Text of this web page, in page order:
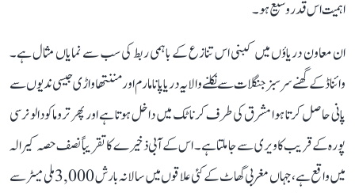
اہمیت اس قدر وسیع ہو۔
ان معاون دریاؤں میں کبنی اس تنازع کے باہمی ربط کی سب سے نمایاں مثال ہے۔
وائناڈ کے گھنے سرسبز جنگلات سے نکلنے والا یہ دریا پانامارم اور مننتھاواڑی جیسی ندیوں سے
پانی حاصل کرتا ہوا مشرق کی طرف کرناٹک میں داخل ہوتا ہے اور پھر تروماکودالو نرسی
پورہ کے قریب کاویری سے جا ملتا ہے۔ اس کے آبی ذخیرے کا تقریباً نصف حصہ کیرالہ
میں واقع ہے، جہاں مغربی گھاٹ کے کئی علاقوں میں سالانہ بارش 3,000 ملی میٹر سے